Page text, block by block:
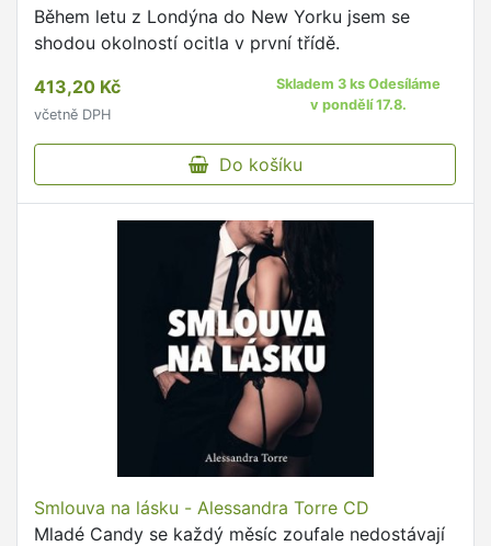
Během letu z Londýna do New Yorku jsem se
shodou okolností ocitla v první třídě.
413,20 Kč
včetně DPH
Skladem 3 ks Odesíláme
v pondělí 17.8.
Do košíku
Smlouva na lásku - Alessandra Torre CD
Mladé Candy se každý měsíc zoufale nedostávají